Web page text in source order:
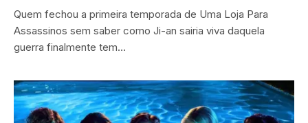
Quem fechou a primeira temporada de Uma Loja Para
Assassinos sem saber como Ji-an sairia viva daquela
guerra finalmente tem…